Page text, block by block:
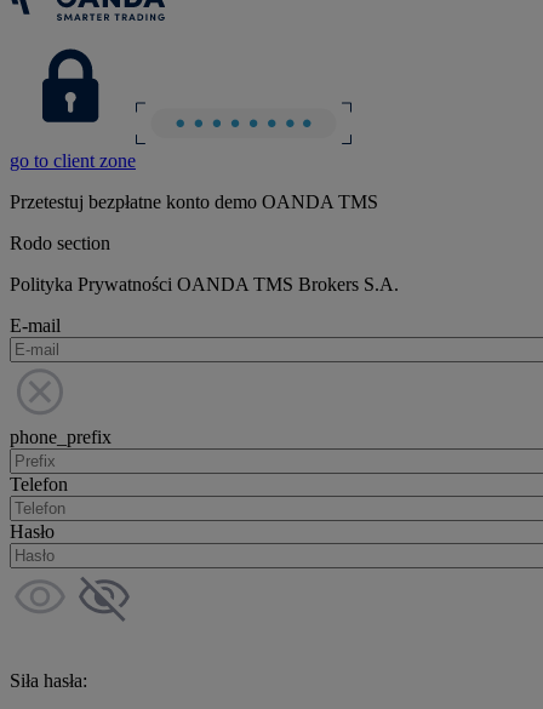
go to client zone
Przetestuj bezpłatne konto demo OANDA TMS
Rodo section
Polityka Prywatności OANDA TMS Brokers S.A.
E-mail
phone_prefix
Telefon
Hasło
Siła hasła: